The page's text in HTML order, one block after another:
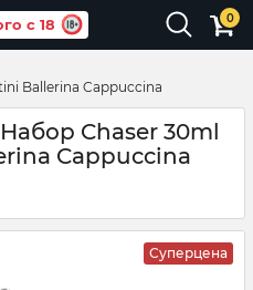
с 18 0
Ballerina Cappuccina
Chaser 30ml
Cappuccina
Суперцена